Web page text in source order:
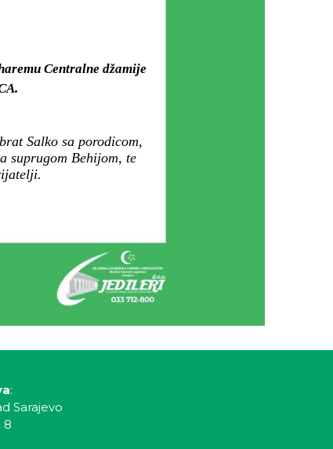
Centralne džamije
Salko sa porodicom,
suprugom Behijom, te
:
Sarajevo
8